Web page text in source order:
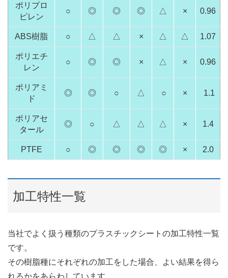
ポリプロ
ピレン
○ ◎ ◎ ◎ △ × 0.96
ABS樹脂 ○ △ △ × △ △ 1.07
ポリエチ
レン
○ ◎ ◎ × △ × 0.96
ポリアミ
ド
◎ ◎ ○ △ ○ × 1.1
ポリアセ
タール
◎ ○ △ △ △ × 1.4
PTFE ○ ◎ ◎ ◎ ◎ × 2.0
加工特性一覧
当社でよく扱う種類のプラスチックシートの加工特性一覧
です。
その樹脂種にそれぞれの加工をした場合、よい結果を得ら